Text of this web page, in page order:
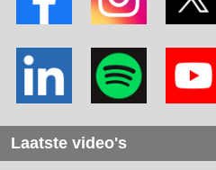
Laatste video's